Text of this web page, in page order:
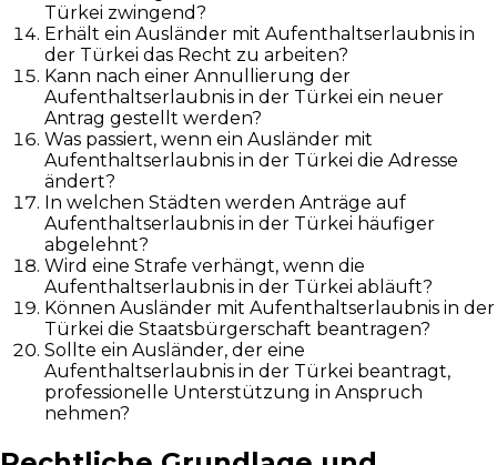
Türkei zwingend?
Erhält ein Ausländer mit Aufenthaltserlaubnis in
der Türkei das Recht zu arbeiten?
Kann nach einer Annullierung der
Aufenthaltserlaubnis in der Türkei ein neuer
Antrag gestellt werden?
Was passiert, wenn ein Ausländer mit
Aufenthaltserlaubnis in der Türkei die Adresse
ändert?
In welchen Städten werden Anträge auf
Aufenthaltserlaubnis in der Türkei häufiger
abgelehnt?
Wird eine Strafe verhängt, wenn die
Aufenthaltserlaubnis in der Türkei abläuft?
Können Ausländer mit Aufenthaltserlaubnis in der
Türkei die Staatsbürgerschaft beantragen?
Sollte ein Ausländer, der eine
Aufenthaltserlaubnis in der Türkei beantragt,
professionelle Unterstützung in Anspruch
nehmen?